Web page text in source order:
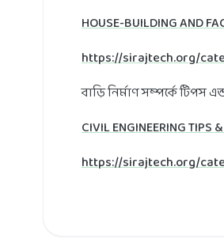
HOUSE-BUILDING AND
https://sirajtech.org/
বাড়ি নির্মাণ সম্পর্কে টিপস
CIVIL ENGINEERING TIPS
https://sirajtech.org/